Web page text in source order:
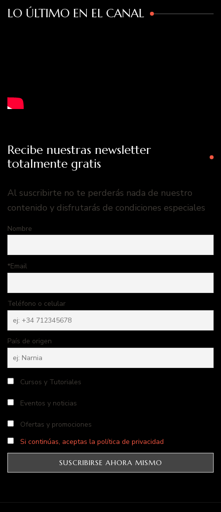
LO ÚLTIMO EN EL CANAL
Recibe nuestras newsletter
totalmente gratis
Al suscribirte no te perderás nada de nuestro
contenido y disfrutarás de condiciones especiales
Nombre
*Email
Teléfono o celular
País de origen
Cursos y Tutoriales
Eventos y noticias
Ofertas y promociones
Si continúas, aceptas la política de privacidad